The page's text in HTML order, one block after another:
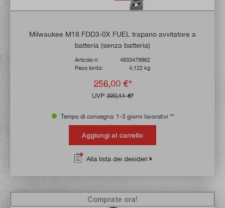
Milwaukee M18 FDD3-0X FUEL trapano avvitatore a
batteria (senza batteria)
Articolo n:
4933479862
Peso lordo:
4,122 kg
256,00 €*
UVP320,11 €*
Tempo di consegna: 1-3 giorni lavorativi **
Aggiungi al carrello
Alla lista dei desideri
Comprate ora!